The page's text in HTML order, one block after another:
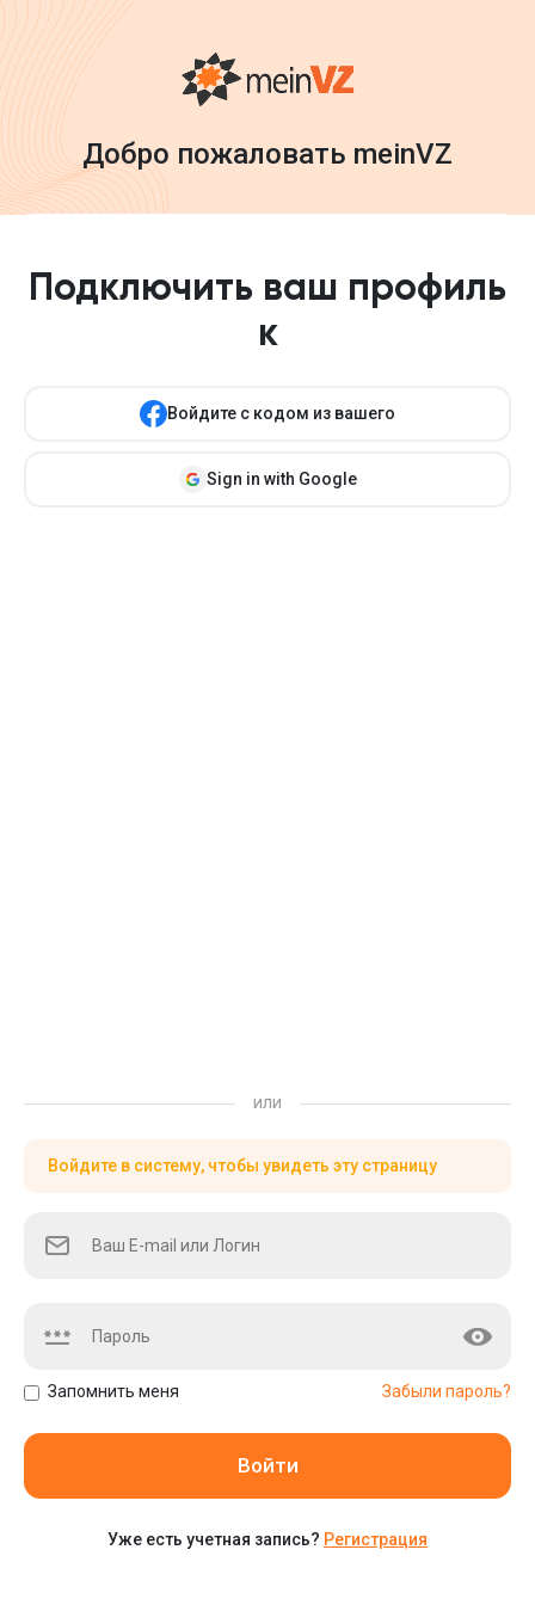
Добро пожаловать meinVZ
Подключить ваш профиль
к
Войдите с кодом из вашего
Sign in with Google
или
Войдите в систему, чтобы увидеть эту страницу
Запомнить меня Забыли пароль?
Войти
Уже есть учетная запись? Регистрация